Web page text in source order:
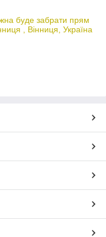
буде забрати прям
, Вінниця, Україна